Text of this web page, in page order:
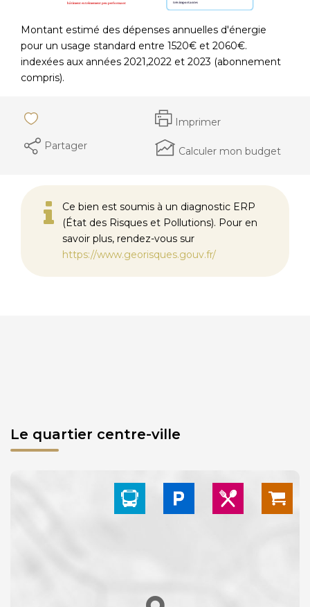
Montant estimé des dépenses annuelles d'énergie
pour un usage standard entre 1520€ et 2060€.
indexées aux années 2021,2022 et 2023 (abonnement
compris).
Imprimer
Partager
Calculer mon budget
Ce bien est soumis à un diagnostic ERP
(État des Risques et Pollutions). Pour en
savoir plus, rendez-vous sur
https://www.georisques.gouv.fr/
Le quartier centre-ville